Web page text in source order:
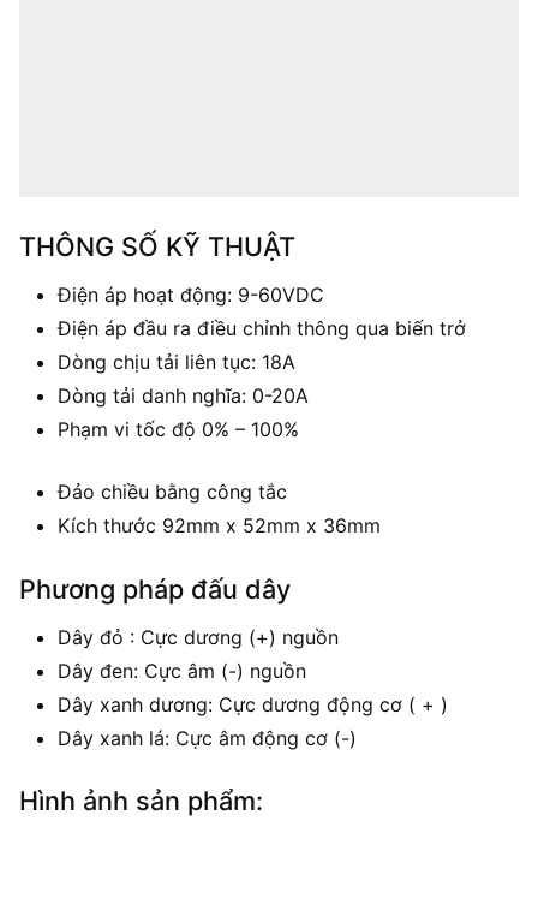
THÔNG SỐ KỸ THUẬT
Điện áp hoạt động: 9-60VDC
Điện áp đầu ra điều chỉnh thông qua biến trở
Dòng chịu tải liên tục: 18A
Dòng tải danh nghĩa: 0-20A
Phạm vi tốc độ 0% – 100%
Đảo chiều bằng công tắc
Kích thước 92mm x 52mm x 36mm
Phương pháp đấu dây
Dây đỏ : Cực dương (+) nguồn
Dây đen: Cực âm (-) nguồn
Dây xanh dương: Cực dương động cơ ( + )
Dây xanh lá: Cực âm động cơ (-)
Hình ảnh sản phẩm: